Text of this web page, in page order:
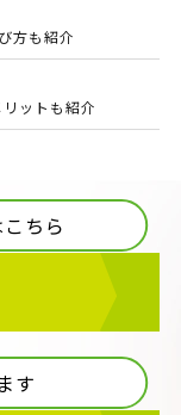
方も紹介
ットも紹介
ちら
す